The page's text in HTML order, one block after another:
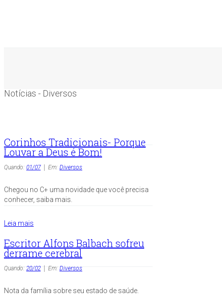
Notícias - Diversos
Corinhos Tradicionais- Porque
Louvar a Deus é Bom!
Quando: 01/07 Em: Diversos
Chegou no C+ uma novidade que você precisa
conhecer, saiba mais.
Leia mais
Escritor Alfons Balbach sofreu
derrame cerebral
Quando: 20/02 Em: Diversos
Nota da família sobre seu estado de saúde.